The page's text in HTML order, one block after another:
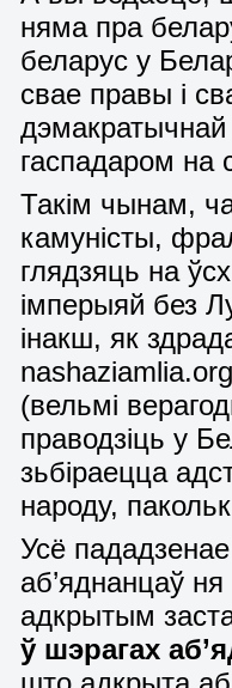
няма пра
беларус у
свае правы і
гаспадаром на
Такім чынам,
камуністы,
глядзяць на
імперыяй без
інакш, як
(вельмі
праводзіць у
зьбіраецца
народу,
Усё
аб’яднанцаў
адкрытым
ў шэрагах